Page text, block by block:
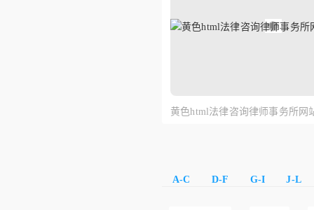
黄色html法律咨询律师事务所网
A-C D-F G-I J-L